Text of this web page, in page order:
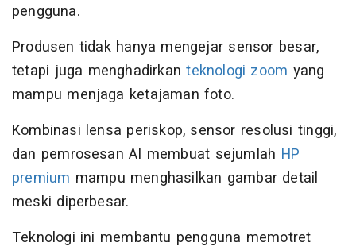
pengguna.
Produsen tidak hanya mengejar sensor besar,
tetapi juga menghadirkanteknologi zoom yang
mampu menjaga ketajaman foto.
Kombinasi lensa periskop, sensor resolusi tinggi,
dan pemrosesan AI membuat sejumlah HP
premium mampu menghasilkan gambar detail
meski diperbesar.
Teknologi ini membantu pengguna memotret